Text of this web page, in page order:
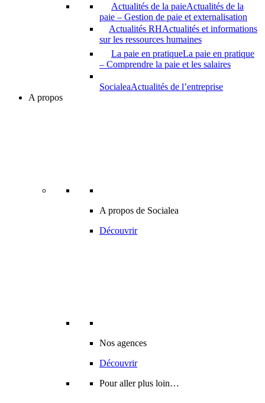
Actualités de la paieActualités de la
paie – Gestion de paie et externalisation
Actualités RHActualités et informations
sur les ressources humaines
La paie en pratiqueLa paie en pratique
– Comprendre la paie et les salaires
SocialeaActualités de l’entreprise
A propos
A propos de Socialea
Découvrir
Nos agences
Découvrir
Pour aller plus loin…